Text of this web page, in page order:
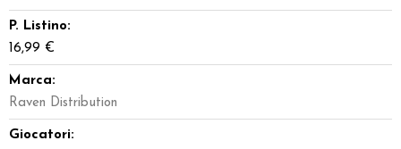
P. Listino:
16,99 €
Marca:
Raven Distribution
Giocatori: